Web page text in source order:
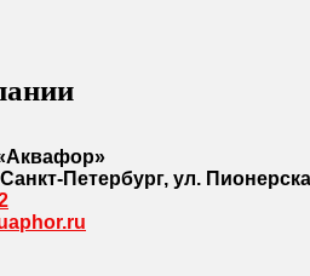
Санкт-Петербург, ул.